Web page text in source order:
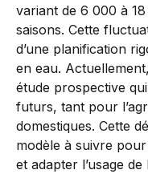
variant de 6 000 à
saisons. Cette
d’une planification
en eau.
étude prospective
futurs, tant pour
domestiques. Cette
modèle à suivre
et adapter l’usage